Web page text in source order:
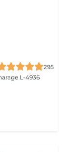
295
L-4936